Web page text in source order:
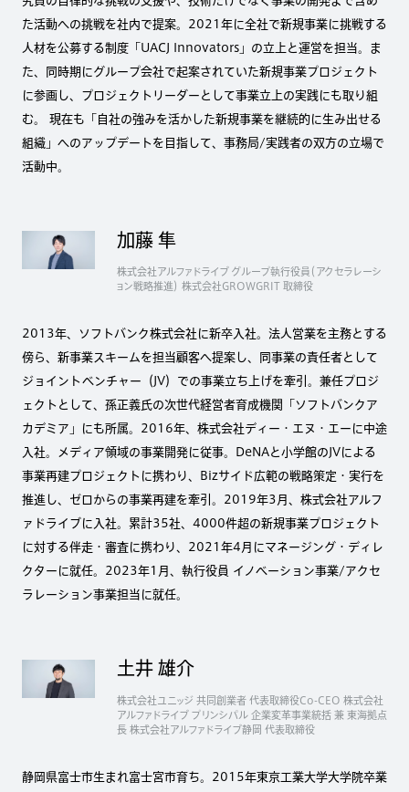
た活動への挑戦を社内で提案。2021年に全社で新規事業に挑戦する
人材を公募する制度「UACJ Innovators」の立上と運営を担当。ま
た、同時期にグループ会社で起案されていた新規事業プロジェクト
に参画し、プロジェクトリーダーとして事業立上の実践にも取り組
む。 現在も「自社の強みを活かした新規事業を継続的に生み出せる
組織」へのアップデートを目指して、事務局/実践者の双方の立場で
活動中。
加藤 隼
株式会社アルファドライブ グループ執行役員（アクセラレーシ
ョン戦略推進） 株式会社GROWGRIT 取締役
2013年、ソフトバンク株式会社に新卒入社。法人営業を主務とする
傍ら、新事業スキームを担当顧客へ提案し、同事業の責任者として
ジョイントベンチャー（JV）での事業立ち上げを牽引。兼任プロジ
ェクトとして、孫正義氏の次世代経営者育成機関「ソフトバンクア
カデミア」にも所属。2016年、株式会社ディー・エヌ・エーに中途
入社。メディア領域の事業開発に従事。DeNAと小学館のJVによる
事業再建プロジェクトに携わり、Bizサイド広範の戦略策定・実行を
推進し、ゼロからの事業再建を牽引。2019年3月、株式会社アルフ
ァドライブに入社。累計35社、4000件超の新規事業プロジェクト
に対する伴走・審査に携わり、2021年4月にマネージング・ディレ
クターに就任。2023年1月、執行役員 イノベーション事業/アクセ
ラレーション事業担当に就任。
土井 雄介
株式会社ユニッジ 共同創業者 代表取締役Co-CEO 株式会社
アルファドライブ プリンシパル 企業変革事業統括 兼 東海拠点
長 株式会社アルファドライブ静岡 代表取締役
静岡県富士市生まれ富士宮市育ち。2015年東京工業大学大学院卒業